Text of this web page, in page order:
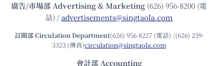
廣告/市場部Advertising & Marketing (626) 956-8200 (電
話) /advertisements@singtaola.com
訂閱部 Circulation Department(626) 956-8227 (電話) /(626) 239-
3323 (傳真)circulation@singtaola.com
會計部 Accounting